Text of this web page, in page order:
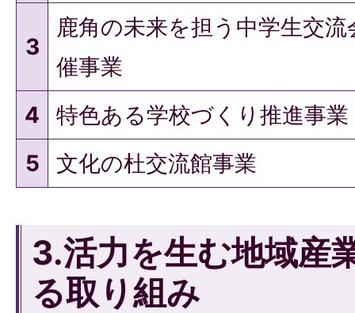
3
鹿角の未来を担う中学生交流
催事業
4
特色ある学校づくり推進事業
5
文化の杜交流館事業
3.活力を生む地域産
る取り組み